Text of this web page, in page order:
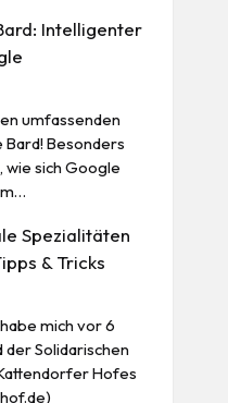
Intelligenter
umfassenden
Besonders
wie sich Google
Spezialitäten
& Tricks
mich vor 6
Solidarischen
Hofes